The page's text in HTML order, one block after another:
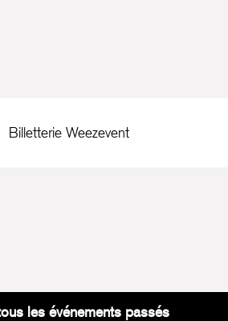
Billetterie Weezevent
les événements passés